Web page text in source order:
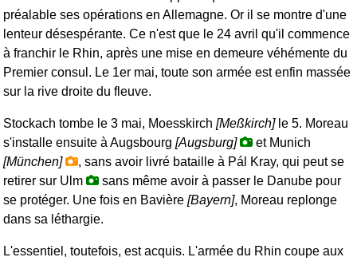
préalable ses opérations en Allemagne. Or il se montre d'une
lenteur désespérante. Ce n'est que le 24 avril qu'il commence
à franchir le Rhin, après une mise en demeure véhémente du
Premier consul. Le 1er mai, toute son armée est enfin massée
sur la rive droite du fleuve.
Stockach tombe le 3 mai, Moesskirch [Meßkirch]le 5. Moreau
s'installe ensuite à Augsbourg [Augsburg]
et Munich
[München]
, sans avoir livré bataille à Pál Kray, qui peut se
retirer sur Ulm
sans même avoir à passer le Danube pour
se protéger. Une fois en Bavière [Bayern], Moreau replonge
dans sa léthargie.
L'essentiel, toutefois, est acquis. L'armée du Rhin coupe aux